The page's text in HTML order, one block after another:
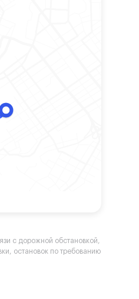
с дорожной обстановкой,
остановок по требованию